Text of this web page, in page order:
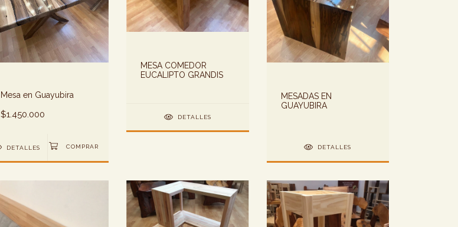
Mesa en Guayubira
$1.450.000
DETALLES
MESA COMEDOR
EUCALIPTO GRANDIS
DETALLES
MESADAS EN
GUAYUBIRA
DETALLES